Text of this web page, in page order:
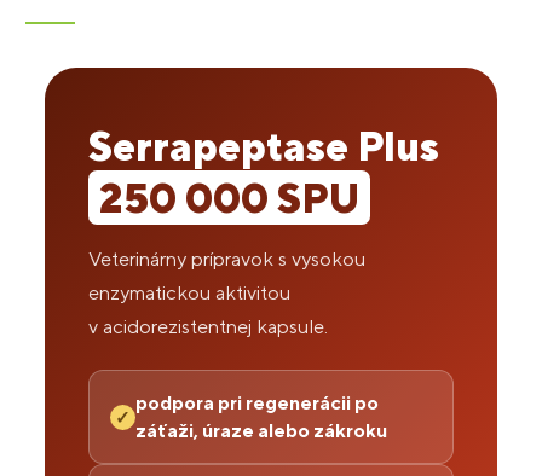
Serrapeptase Plus
250 000 SPU
Veterinárny prípravok s vysokou
enzymatickou aktivitou
v acidorezistentnej kapsule.
✓
podpora pri regenerácii po
záťaži, úraze alebo zákroku